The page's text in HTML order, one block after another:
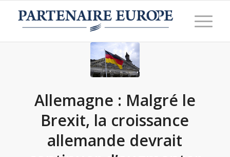
Allemagne : Malgré le
Brexit, la croissance
allemande devrait